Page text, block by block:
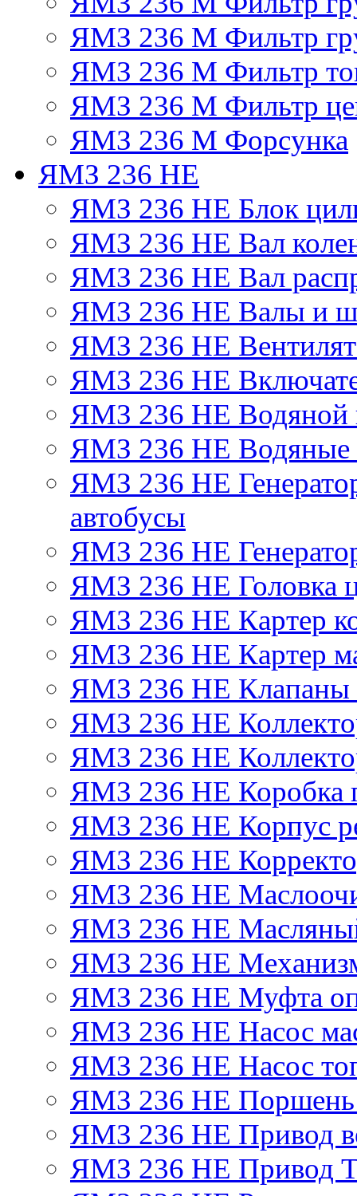
ЯМЗ 236 М Фильтр
ЯМЗ 236 М Фильтр
ЯМЗ 236 М Фильтр
ЯМЗ 236 М Форсунка
ЯМЗ 236 НЕ
ЯМЗ 236 НЕ Блок
ЯМЗ 236 НЕ Вал
ЯМЗ 236 НЕ Вал
ЯМЗ 236 НЕ Валы и
ЯМЗ 236 НЕ
ЯМЗ 236 НЕ
ЯМЗ 236 НЕ Водяной
ЯМЗ 236 НЕ Водяные
ЯМЗ 236 НЕ
автобусы
ЯМЗ 236 НЕ
ЯМЗ 236 НЕ Головка
ЯМЗ 236 НЕ Картер
ЯМЗ 236 НЕ Картер
ЯМЗ 236 НЕ Клапаны
ЯМЗ 236 НЕ
ЯМЗ 236 НЕ
ЯМЗ 236 НЕ Коробка
ЯМЗ 236 НЕ Корпус
ЯМЗ 236 НЕ
ЯМЗ 236 НЕ
ЯМЗ 236 НЕ Масляный
ЯМЗ 236 НЕ
ЯМЗ 236 НЕ Муфта
ЯМЗ 236 НЕ Насос
ЯМЗ 236 НЕ Насос
ЯМЗ 236 НЕ Поршень
ЯМЗ 236 НЕ Привод
ЯМЗ 236 НЕ Привод